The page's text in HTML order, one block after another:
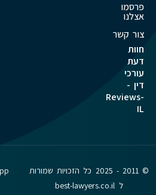
פרסמו
אצלנו
צור קשר
חוות
דעת
עורכי
דין -
Reviews-
IL
© 2011 - 2025 כל הזכויות שמורות
ל best-lawyers.co.il